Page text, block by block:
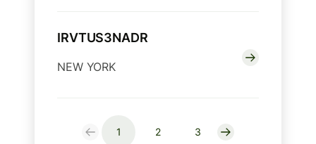
IRVTUS3NADR
NEW YORK
1 2 3